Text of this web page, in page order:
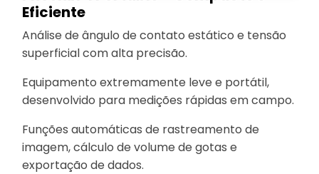
Eficiente
Análise de ângulo de contato estático e tensão
superficial com alta precisão.
Equipamento extremamente leve e portátil,
desenvolvido para medições rápidas em campo.
Funções automáticas de rastreamento de
imagem, cálculo de volume de gotas e
exportação de dados.